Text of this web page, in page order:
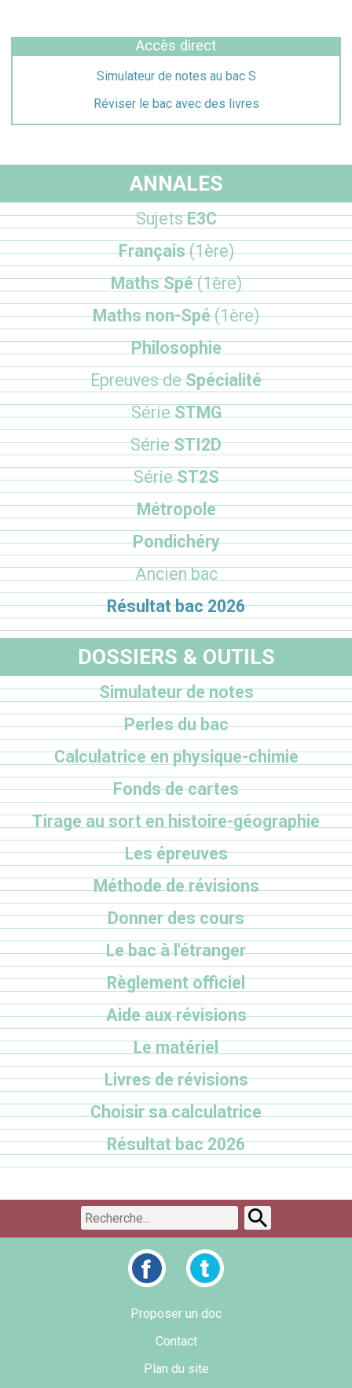
Accès direct
Simulateur de notes au bac S
Réviser le bac avec des livres
ANNALES
SujetsE3C
Français(1ère)
Maths Spé(1ère)
Maths non-Spé(1ère)
Philosophie
Epreuves deSpécialité
SérieSTMG
SérieSTI2D
SérieST2S
Métropole
Pondichéry
Ancien bac
Résultat bac 2026
DOSSIERS & OUTILS
Simulateur de notes
Perles du bac
Calculatrice en physique-chimie
Fonds de cartes
Tirage au sort en histoire-géographie
Les épreuves
Méthode de révisions
Donner des cours
Le bac à l'étranger
Règlement officiel
Aide aux révisions
Le matériel
Livres de révisions
Choisir sa calculatrice
Résultat bac 2026
Proposer un doc
Contact
Plan du site